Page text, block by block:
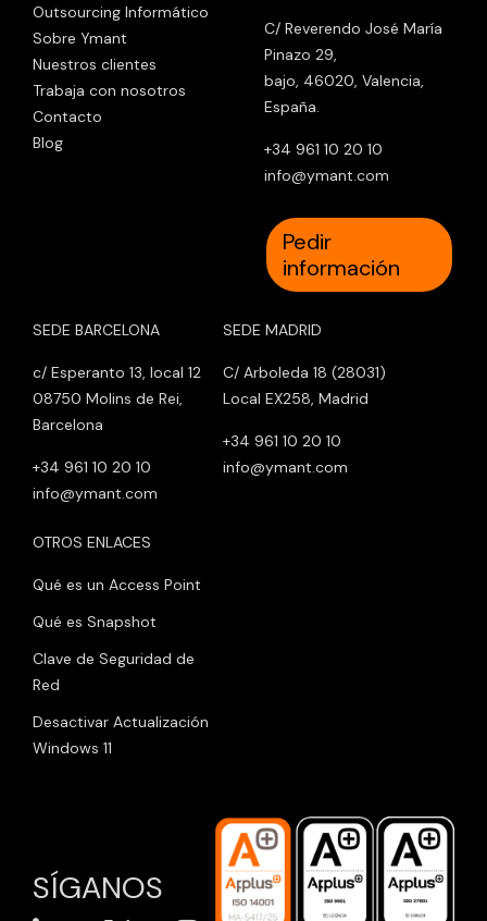
Outsourcing Informático
Sobre Ymant
Nuestros clientes
Trabaja con nosotros
Contacto
Blog
C/ Reverendo José María
Pinazo 29,
bajo, 46020, Valencia,
España.
+34 961 10 20 10
info@ymant.com
Pedir
información
SEDE BARCELONA
c/ Esperanto 13, local 12
08750 Molins de Rei,
Barcelona
+34 961 10 20 10
info@ymant.com
SEDE MADRID
C/ Arboleda 18 (28031)
Local EX258, Madrid
+34 961 10 20 10
info@ymant.com
OTROS ENLACES
Qué es un Access Point
Qué es Snapshot
Clave de Seguridad de
Red
Desactivar Actualización
Windows 11
SÍGANOS